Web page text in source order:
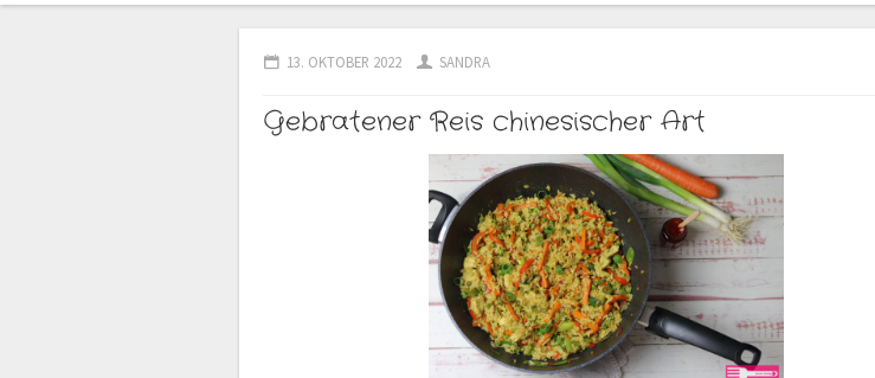
13. OKTOBER 2022 SANDRA
Gebratener Reis chinesischer Art